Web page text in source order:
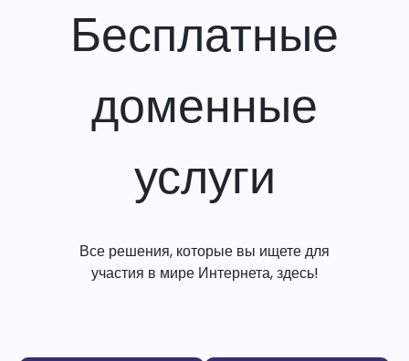
Бесплатные
доменные
услуги
Все решения, которые вы ищете для
участия в мире Интернета, здесь!